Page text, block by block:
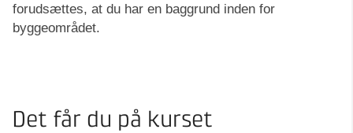
forudsættes, at du har en baggrund inden for
byggeområdet.
Det får du på kurset